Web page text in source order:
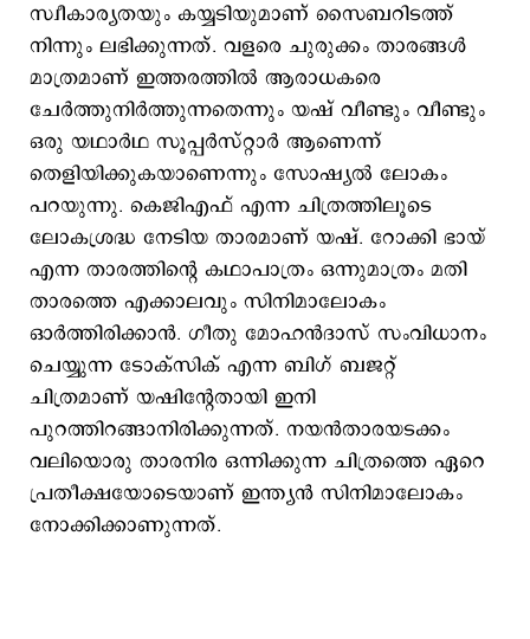
സ്വീകാര്യതയും കയ്യടിയുമാണ് സൈബറിടത്ത്
നിന്നും ലഭിക്കുന്നത്. വളരെ ചുരുക്കം താരങ്ങള്‍
മാത്രമാണ് ഇത്തരത്തില്‍ ആരാധകരെ
ചേര്‍ത്തുനിര്‍ത്തുന്നതെന്നും യഷ് വീണ്ടും വീണ്ടും
ഒരു യഥാര്‍ഥ സൂപ്പര്‍സ്റ്റാര്‍ ആണെന്ന്
തെളിയിക്കുകയാണെന്നും സോഷ്യല്‍ ലോകം
പറയുന്നു. കെജിഎഫ് എന്ന ചിത്രത്തിലൂടെ
ലോകശ്രദ്ധ നേടിയ താരമാണ് യഷ്. റോക്കി ഭായ്
എന്ന താരത്തിന്‍റെ കഥാപാത്രം ഒന്നുമാത്രം മതി
താരത്തെ എക്കാലവും സിനിമാലോകം
ഓര്‍ത്തിരിക്കാന്‍. ഗീതു മോഹന്‍ദാസ് സംവിധാനം
ചെയ്യുന്ന ടോക്സിക് എന്ന ബിഗ് ബജറ്റ്
ചിത്രമാണ് യഷിന്‍റേതായി ഇനി
പുറത്തിറങ്ങാനിരിക്കുന്നത്. നയന്‍താരയടക്കം
വലിയൊരു താരനിര ഒന്നിക്കുന്ന ചിത്രത്തെ ഏറെ
പ്രതീക്ഷയോടെയാണ് ഇന്ത്യന്‍ സിനിമാലോകം
നോക്കിക്കാണുന്നത്.